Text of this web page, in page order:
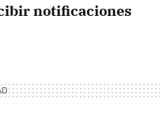
notificaciones